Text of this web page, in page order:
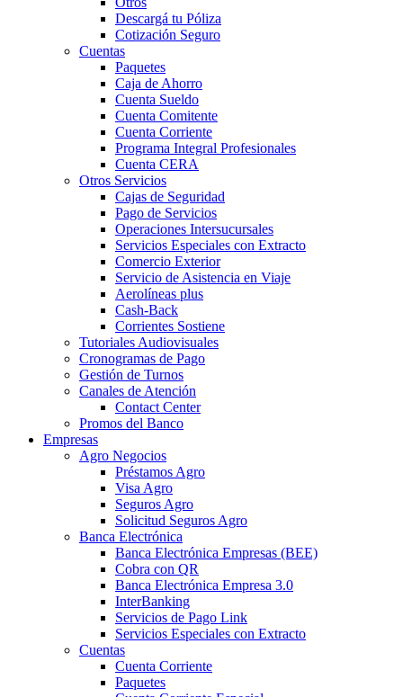
Descargá tu Póliza
Cotización Seguro
Cuentas
Paquetes
Caja de Ahorro
Cuenta Sueldo
Cuenta Comitente
Cuenta Corriente
Programa Integral Profesionales
Cuenta CERA
Otros Servicios
Cajas de Seguridad
Pago de Servicios
Operaciones Intersucursales
Servicios Especiales con Extracto
Comercio Exterior
Servicio de Asistencia en Viaje
Aerolíneas plus
Cash-Back
Corrientes Sostiene
Tutoriales Audiovisuales
Cronogramas de Pago
Gestión de Turnos
Canales de Atención
Contact Center
Promos del Banco
Empresas
Agro Negocios
Préstamos Agro
Visa Agro
Seguros Agro
Solicitud Seguros Agro
Banca Electrónica
Banca Electrónica Empresas (BEE)
Cobra con QR
Banca Electrónica Empresa 3.0
InterBanking
Servicios de Pago Link
Servicios Especiales con Extracto
Cuentas
Cuenta Corriente
Paquetes